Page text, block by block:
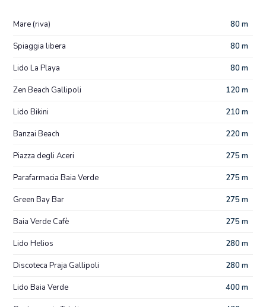
Mare (riva) 80 m
Spiaggia libera 80 m
Lido La Playa 80 m
Zen Beach Gallipoli 120 m
Lido Bikini 210 m
Banzai Beach 220 m
Piazza degli Aceri 275 m
Parafarmacia Baia Verde 275 m
Green Bay Bar 275 m
Baia Verde Cafè 275 m
Lido Helios 280 m
Discoteca Praja Gallipoli 280 m
Lido Baia Verde 400 m